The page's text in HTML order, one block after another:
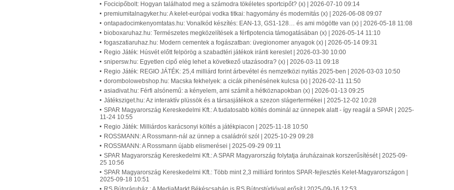
Focicipőbolt: Hogyan találhatod meg a számodra tökéletes sportcipőt? (x) | 2026-07-10 09:14
premiumitalnagyker.hu: A kelet-európai vodka titkai: hagyomány és modernitás (x) | 2026-06-08 09:07
ontapadocimkenyomtatas.hu: Vonalkód készítés: EAN-13, GS1-128… és ami mögötte van (x) | 2026-05-18 11:08
bioboxaruhaz.hu: Természetes megközelítések a férfipotencia támogatásában (x) | 2026-05-14 11:10
fogaszatiaruhaz.hu: Modern cementek a fogászatban: üvegionomer anyagok (x) | 2026-05-14 09:31
Regio Játék: Húsvét előtt felpörög a szabadtéri játékok iránti kereslet | 2026-03-30 10:00
snipersw.hu: Egyetlen cipő elég lehet a következő utazásodra? (x) | 2026-03-11 09:18
Regio Játék: REGIO JÁTÉK: 25,4 milliárd forint árbevétel és nemzetközi nyitás 2025-ben | 2026-03-03 10:50
dorombolowebshop.hu: Macska fekhelyek: a cicák pihenésének kulcsa (x) | 2026-02-11 11:50
asiadivat.hu: Férfi alsónemű: a kényelem, ami számít a hétköznapokban (x) | 2026-01-13 09:25
Játéksziget.hu: Az interaktív plüssök és a társasjátékok a szezon slágertermékei | 2025-12-02 10:28
SPAR Magyarország Kereskedelmi Kft.: A tudatosabb költés dominál az ünnepek alatt - így reagál a SPAR | 2025-
11-24 10:55
Regio Játék: Milliárdos karácsonyi költés a játékpiacon | 2025-11-18 10:50
ROSSMANN: A Rossmann-nál az ünnep a családról szól | 2025-10-29 09:28
ROSSMANN: A Rossmann újabb elismerései | 2025-09-29 09:11
SPAR Magyarország Kereskedelmi Kft.: A SPAR Magyarország folytatja áruházainak korszerűsítését | 2025-09-
25 10:56
SPAR Magyarország Kereskedelmi Kft.: Több mint 2,3 milliárd forintos SPAR-fejlesztés Kelet-Magyarországon |
2025-09-18 10:51